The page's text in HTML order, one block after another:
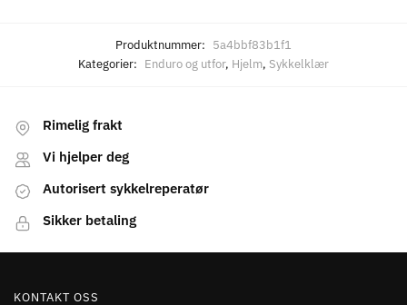
Produktnummer: 5a4bbf83b1f1
Kategorier: Enduro og utfor, Hjelm, Sykkelklær
Rimelig frakt
Vi hjelper deg
Autorisert sykkelreperatør
Sikker betaling
KONTAKT OSS